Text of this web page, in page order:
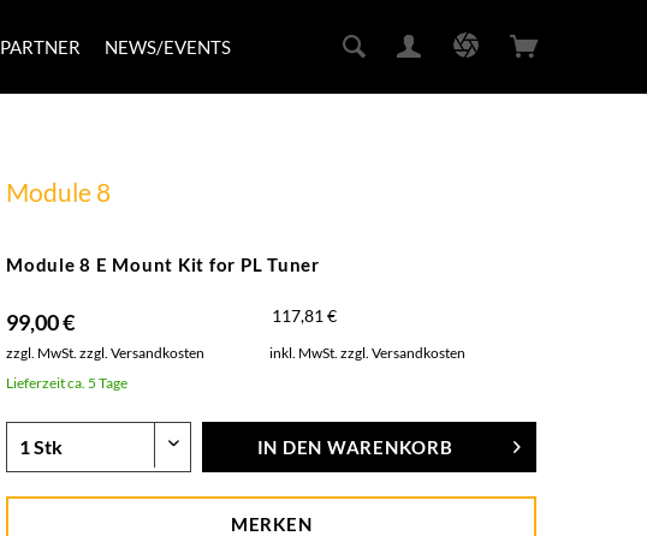
PARTNER NEWS/EVENTS
Module 8
Module 8 E Mount Kit for PL Tuner
99,00 € 117,81 €
zzgl. MwSt.zzgl. Versandkosten inkl. MwSt.zzgl. Versandkosten
Lieferzeit ca. 5 Tage
IN DEN WARENKORB
MERKEN